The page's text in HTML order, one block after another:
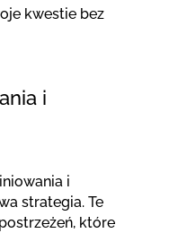
kwestie bez
i
i
strategia. Te
które